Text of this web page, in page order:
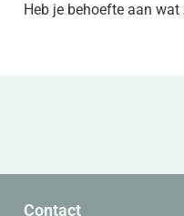
Heb je behoefte aan wat
Contact